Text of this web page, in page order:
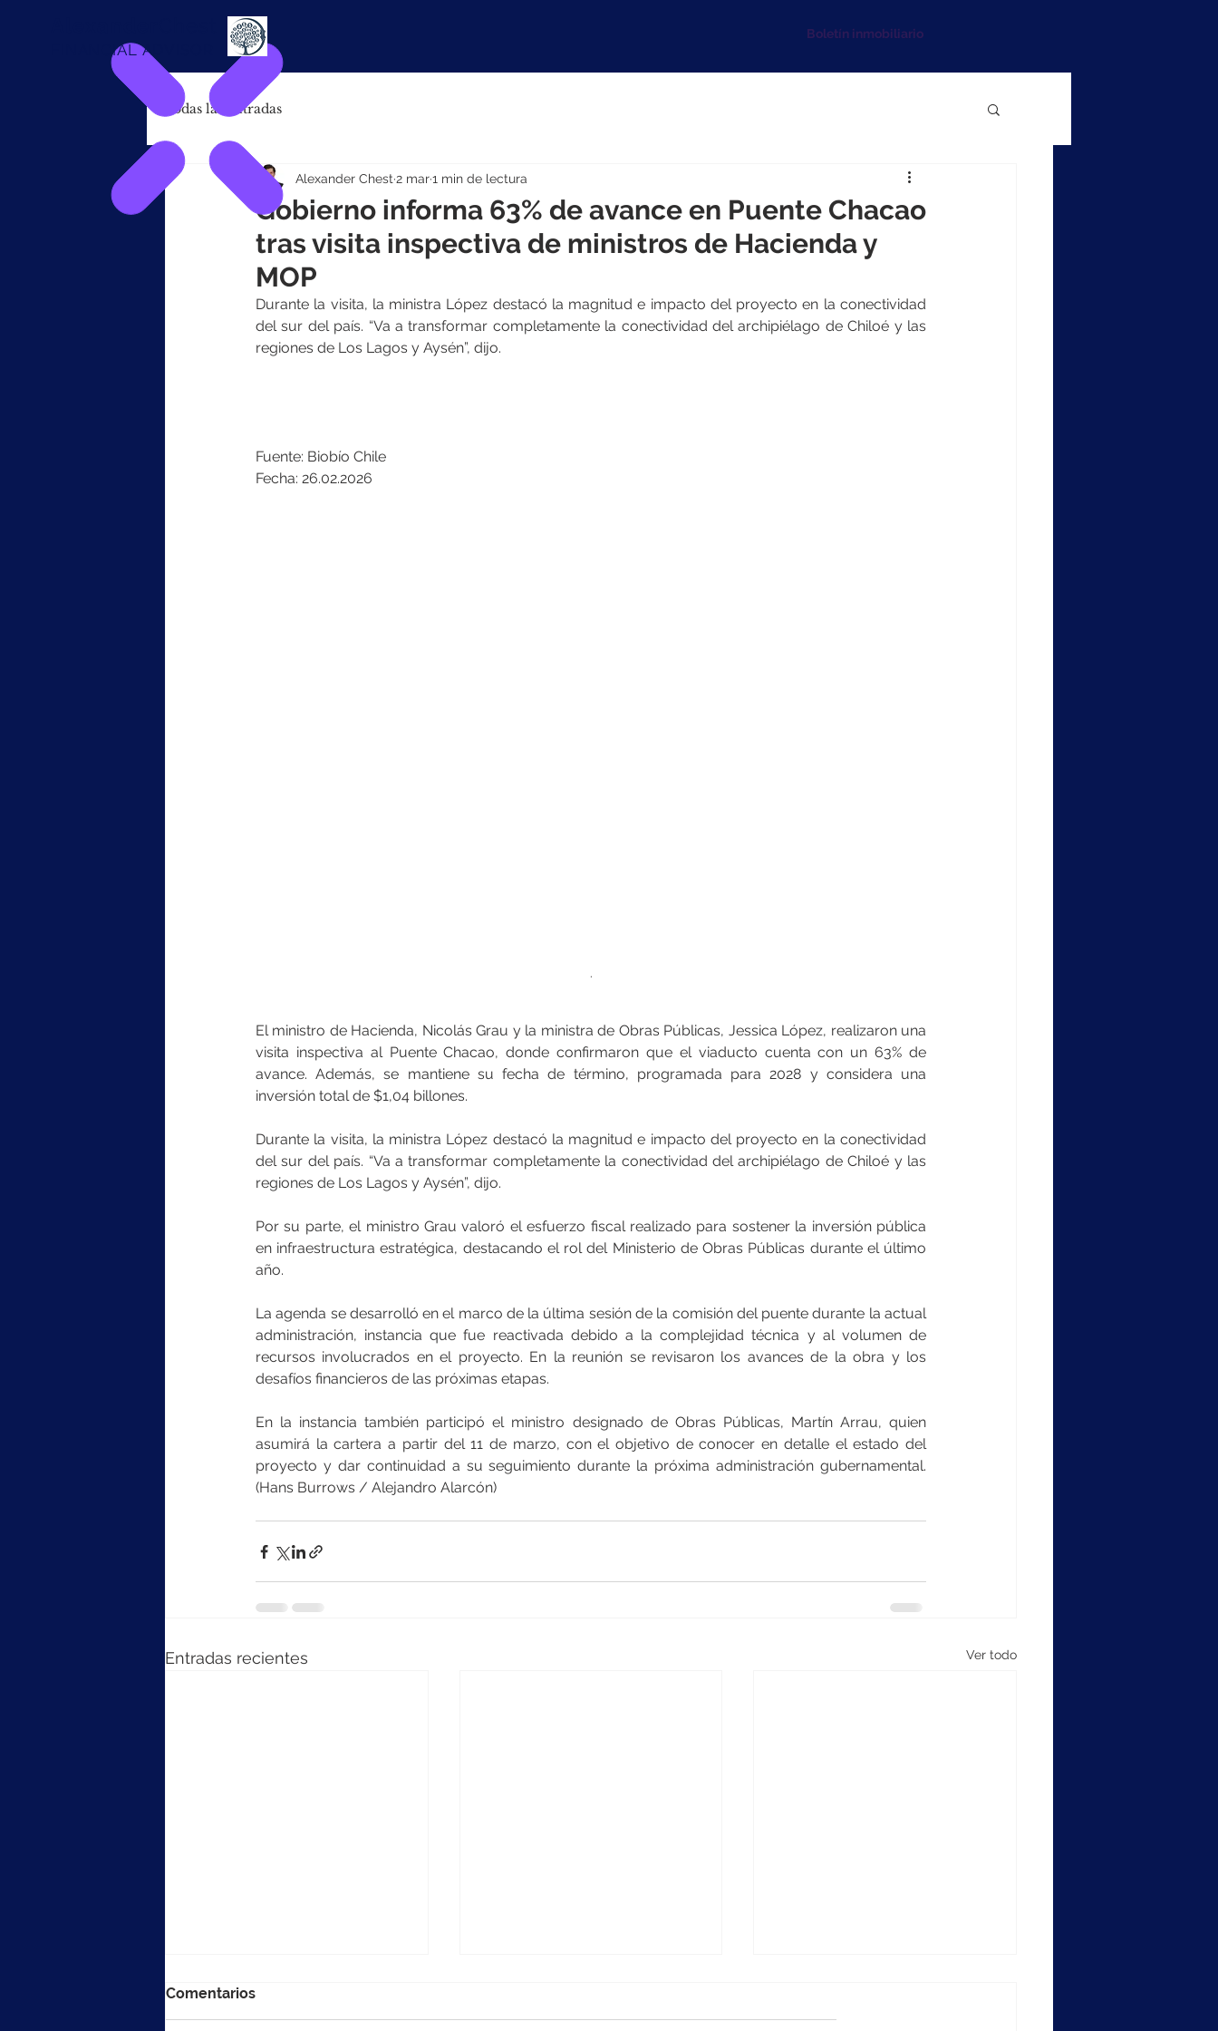
FINANCIAL ADVISOR
Boletín inmobiliario
Todas las entradas
Gobierno informa 63% de avance en Puente Chacao
tras visita inspectiva de ministros de Hacienda y
MOP
Alexander Chest 2 mar1 min de lectura
Durante la visita, la ministra López destacó la magnitud e impacto del proyecto en la conectividad
del sur del país. “Va a transformar completamente la conectividad del archipiélago de Chiloé y las
regiones de Los Lagos y Aysén”, dijo.
Fuente: Biobío Chile
Fecha: 26.02.2026
.
El ministro de Hacienda, Nicolás Grau y la ministra de Obras Públicas, Jessica López, realizaron una
visita inspectiva al Puente Chacao, donde confirmaron que el viaducto cuenta con un 63% de
avance. Además, se mantiene su fecha de término, programada para 2028 y considera una
inversión total de $1,04 billones.
Durante la visita, la ministra López destacó la magnitud e impacto del proyecto en la conectividad
del sur del país. “Va a transformar completamente la conectividad del archipiélago de Chiloé y las
regiones de Los Lagos y Aysén”, dijo.
Por su parte, el ministro Grau valoró el esfuerzo fiscal realizado para sostener la inversión pública
en infraestructura estratégica, destacando el rol del Ministerio de Obras Públicas durante el último
año.
La agenda se desarrolló en el marco de la última sesión de la comisión del puente durante la actual
administración, instancia que fue reactivada debido a la complejidad técnica y al volumen de
recursos involucrados en el proyecto. En la reunión se revisaron los avances de la obra y los
desafíos financieros de las próximas etapas.
En la instancia también participó el ministro designado de Obras Públicas, Martín Arrau, quien
asumirá la cartera a partir del 11 de marzo, con el objetivo de conocer en detalle el estado del
proyecto y dar continuidad a su seguimiento durante la próxima administración gubernamental.
(Hans Burrows / Alejandro Alarcón)
Entradas recientes Ver todo
Comentarios